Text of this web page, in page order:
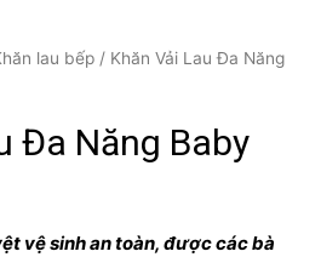
lau bếp / Khăn Vải Lau Đa Năng
Đa Năng Baby
vệ sinh an toàn, được các bà